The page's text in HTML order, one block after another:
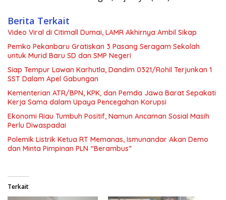
Berita Terkait
Video Viral di Citimall Dumai, LAMR Akhirnya Ambil Sikap
Pemko Pekanbaru Gratiskan 3 Pasang Seragam Sekolah
untuk Murid Baru SD dan SMP Negeri
Siap Tempur Lawan Karhutla, Dandim 0321/Rohil Terjunkan 1
SST Dalam Apel Gabungan
Kementerian ATR/BPN, KPK, dan Pemda Jawa Barat Sepakati
Kerja Sama dalam Upaya Pencegahan Korupsi
Ekonomi Riau Tumbuh Positif, Namun Ancaman Sosial Masih
Perlu Diwaspadai
Polemik Listrik Ketua RT Memanas, Ismunandar Akan Demo
dan Minta Pimpinan PLN “Berambus”
Terkait